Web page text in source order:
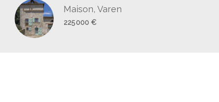
Maison, Varen
225 000 €